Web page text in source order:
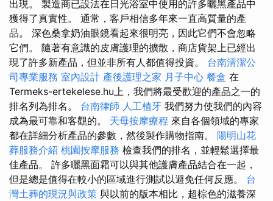
出現。 製造商已設法在日光浴室中使用的許多曬黑產品中
獲得了真實性。 通常，客戶相信多年來一直高質量的產
品。 深色桑拿奶油眼鏡看起來很明亮，因此它們不會忽略
它們。 隨著有意識的皮膚護理的擴散，商店貨架上已經出
現了許多新產品，但並非所有人都值得投資。 台南清潔公
司專業服務 室內設計 產後護理之家 月子中心 餐盒 在
Termeks-ertekelese.hu上，我們將最受歡迎的產品之一的
排名列為排名。 台南律師 人工植牙 我們努力使我們的內容
成為最可靠和客觀的。 天母按摩療程 來自各個領域的專家
都在詳細分析產品的參數，然後製作購物指南。 陽明山花
葬服務介紹 桃園按摩服務 檢查我們的排名，並輕鬆選擇最
佳產品。 許多曬黑面霜可以與其他護膚產品結合在一起，
但是總是值得在較小的區域進行測試以避免任何反應。 台
灣土葬的現況與政策 與以前的版本相比，超棕色的滋養深